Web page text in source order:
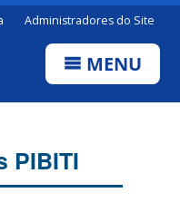
Administradores do Site
MENU
PIBITI